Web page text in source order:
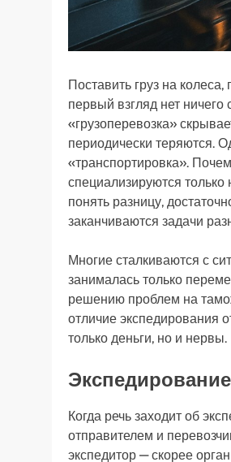
Поставить груз на
первый взгляд нет
«грузоперевозка»
периодически теряются.
«транспортировка».
специализируются
понять разницу,
заканчиваются задачи
Многие сталкиваются с
занималась только
решению проблем на
отличие экспедирования
только деньги, но и нервы.
Экспедирование
Когда речь заходит об
отправителем и
экспедитор — скорее